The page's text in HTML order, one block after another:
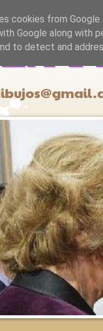
Y
cookies from
Google along with
to detect and